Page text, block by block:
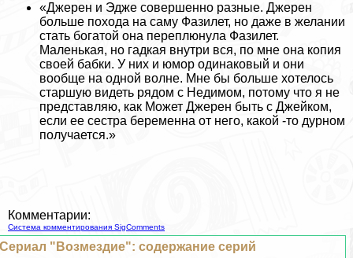
«Джерен и Эдже совершенно разные. Джерен
больше похода на саму Фазилет, но даже в желании
стать богатой она переплюнула Фазилет.
Маленькая, но гадкая внутри вся, по мне она копия
своей бабки. У них и юмор одинаковый и они
вообще на одной волне. Мне бы больше хотелось
старшую видеть рядом с Недимом, потому что я не
представляю, как Может Джерен быть с Джейком,
если ее сестра беременна от него, какой -то дурном
получается.»
Комментарии:
Система комментирования SigComments
Сериал "Возмездие": содержание серий